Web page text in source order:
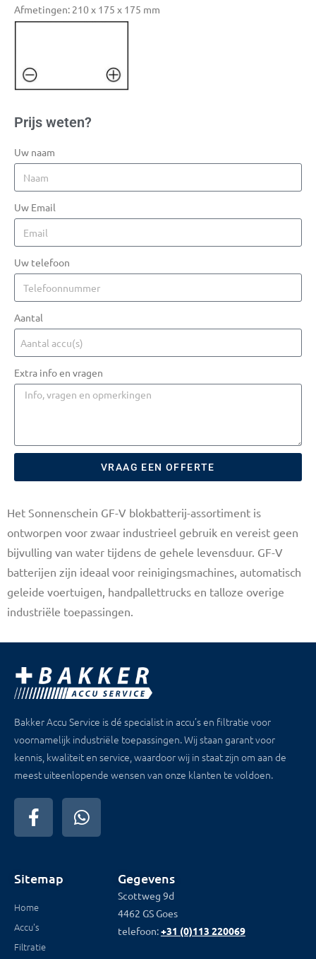
Afmetingen: 210 x 175 x 175 mm
Prijs weten?
Uw naam
Uw Email
Uw telefoon
Aantal
Extra info en vragen
VRAAG EEN OFFERTE
Het Sonnenschein GF-V blokbatterij-assortiment is
ontworpen voor zwaar industrieel gebruik en vereist geen
bijvulling van water tijdens de gehele levensduur. GF-V
batterijen zijn ideaal voor reinigingsmachines, automatisch
geleide voertuigen, handpallettrucks en talloze overige
industriële toepassingen.
Bakker Accu Service is dé specialist in accu’s en filtratie voor
voornamelijk industriële toepassingen. Wij staan garant voor
kennis, kwaliteit en service, waardoor wij in staat zijn om aan de
meest uiteenlopende wensen van onze klanten te voldoen.
Sitemap
Home
Accu's
Filtratie
Gegevens
Scottweg 9d
4462 GS Goes
telefoon:+31 (0)113 220069